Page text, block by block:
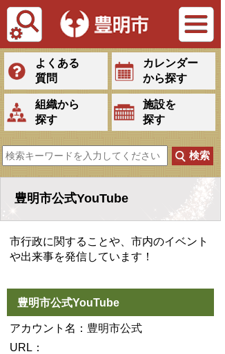
Tiếng Việt
よくある
質問
カレンダー
から探す
組織から
探す
施設を
探す
豊明市公式YouTube
市行政に関することや、市内のイベント
や出来事を発信しています！
豊明市公式YouTube
アカウント名： 豊明市公式
URL：